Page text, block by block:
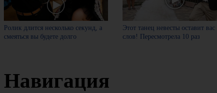
Ролик длится несколько секунд, а
смеяться вы будете долго
Этот танец невесты оставит вас
слов! Пересмотрела 10 раз
Навигация